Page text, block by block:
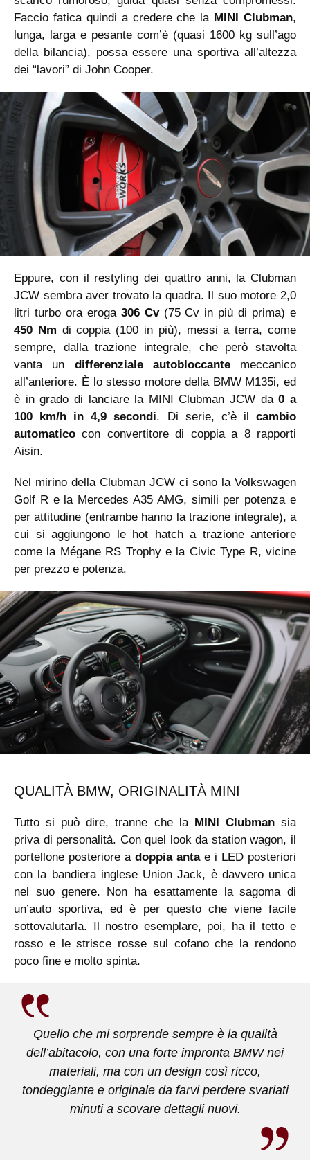
Faccio fatica quindi a credere che la MINI Clubman,
lunga, larga e pesante com’è (quasi 1600 kg sull’ago
della bilancia), possa essere una sportiva all’altezza
dei “lavori” di John Cooper.
Eppure, con il restyling dei quattro anni, la Clubman
JCW sembra aver trovato la quadra. Il suo motore 2,0
litri turbo ora eroga 306 Cv(75 Cv in più di prima) e
450 Nm di coppia (100 in più), messi a terra, come
sempre, dalla trazione integrale, che però stavolta
vanta un differenziale autobloccante meccanico
all’anteriore. È lo stesso motore della BMW M135i, ed
è in grado di lanciare la MINI Clubman JCW da0 a
100 km/h in 4,9 secondi. Di serie, c’è ilcambio
automaticocon convertitore di coppia a 8 rapporti
Aisin.
Nel mirino della Clubman JCW ci sono la Volkswagen
Golf R e la Mercedes A35 AMG, simili per potenza e
per attitudine (entrambe hanno la trazione integrale), a
cui si aggiungono le hot hatch a trazione anteriore
come la Mégane RS Trophy e la Civic Type R, vicine
per prezzo e potenza.
QUALITÀ BMW, ORIGINALITÀ MINI
Tutto si può dire, tranne che la MINI Clubmansia
priva di personalità. Con quel look da station wagon, il
portellone posteriore a doppia antae i LED posteriori
con la bandiera inglese Union Jack, è davvero unica
nel suo genere. Non ha esattamente la sagoma di
un’auto sportiva, ed è per questo che viene facile
sottovalutarla. Il nostro esemplare, poi, ha il tetto e
rosso e le strisce rosse sul cofano che la rendono
poco fine e molto spinta.
Quello che mi sorprende sempre è la qualità
dell’abitacolo, con una forte impronta BMW nei
materiali, ma con un design così ricco,
tondeggiante e originale da farvi perdere svariati
minuti a scovare dettagli nuovi.